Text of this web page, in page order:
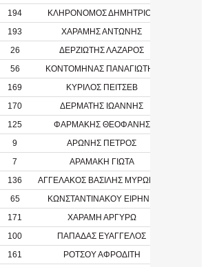
194
ΚΛΗΡΟΝΟΜΟΣ ΔΗΜΗΤΡΙΟΣ
193
ΧΑΡΑΜΗΣ ΑΝΤΩΝΗΣ
26
ΔΕΡΖΙΩΤΗΣ ΛΑΖΑΡΟΣ
56 ΚΟΝΤΟΜΗΝΑΣ ΠΑΝΑΓΙΩΤΗΣ
169
ΚΥΡΙΛΟΣ ΠΕΙΤΣΕΒ
170
ΔΕΡΜΑΤΗΣ ΙΩΑΝΝΗΣ
125
ΦΑΡΜΑΚΗΣ ΘΕΟΦΑΝΗΣ
9 ΑΡΩΝΗΣ ΠΕΤΡΟΣ
7
ΑΡΑΜΑΚΗ ΓΙΩΤΑ
136 ΑΓΓΕΛΑΚΟΣ ΒΑΣΙΛΗΣ ΜΥΡΩΝΑΣ
65
ΚΩΝΣΤΑΝΤΙΝΑΚΟΥ ΕΙΡΗΝΗ
171
ΧΑΡΑΜΗ ΑΡΓΥΡΩ
100
ΠΑΠΑΔΑΣ ΕΥΑΓΓΕΛΟΣ
161 ΡΟΤΣΟΥ ΑΦΡΟΔΙΤΗ